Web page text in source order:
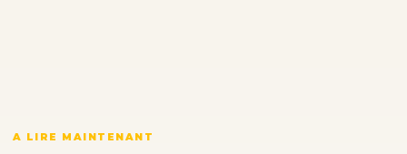
A LIRE MAINTENANT